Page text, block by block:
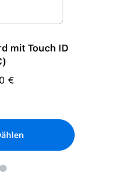
mit Touch ID
Preis:
€